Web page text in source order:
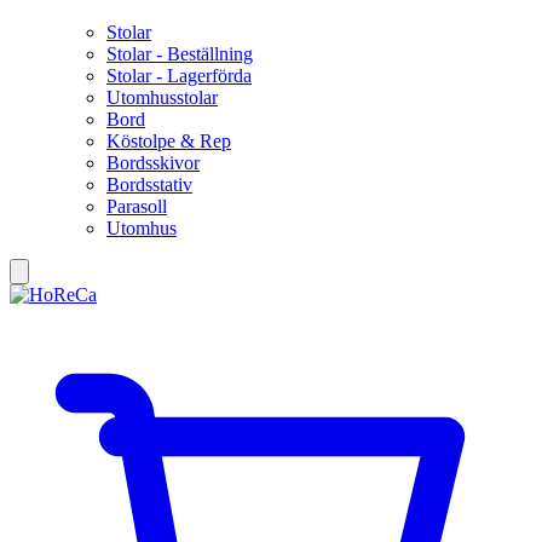
Stolar
Stolar - Beställning
Stolar - Lagerförda
Utomhusstolar
Bord
Köstolpe & Rep
Bordsskivor
Bordsstativ
Parasoll
Utomhus